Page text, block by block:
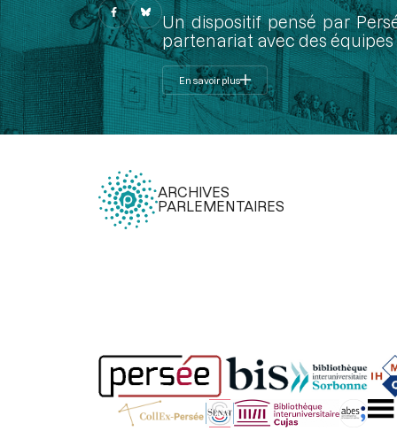
Un dispositif pensé par
partenariat avec des
En savoir plus
ARCHIVES
PARLEMENTAIRES